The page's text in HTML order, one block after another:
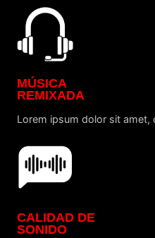
MÚSICA
REMIXADA
Lorem ipsum dolor sit amet,
CALIDAD DE
SONIDO